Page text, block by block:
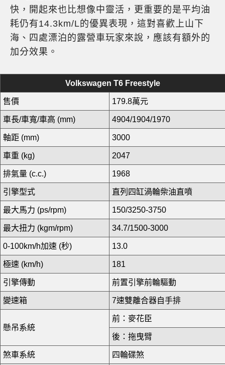
快，開起來也比想像中靈活，更重要的是平均油
耗仍有14.3km/L的優異表現，這對喜歡上山下
海、四處漂泊的露營車玩家來說，應該有額外的
加分效果。
Volkswagen T6 Freestyle
售價 179.8萬元
車長/車寬/車高 (mm) 4904/1904/1970
軸距 (mm) 3000
車重 (kg) 2047
排氣量 (c.c.) 1968
引擎型式 直列四缸渦輪柴油直噴
最大馬力 (ps/rpm) 150/3250-3750
最大扭力 (kgm/rpm) 34.7/1500-3000
0-100km/h加速 (秒) 13.0
極速 (km/h) 181
引擎傳動 前置引擎前輪驅動
變速箱 7速雙離合器自手排
懸吊系統
前：麥花臣
後：拖曳臂
煞車系統 四輪碟煞